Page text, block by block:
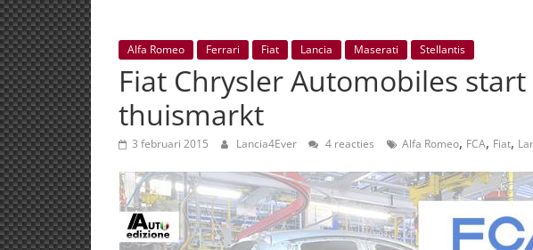
|
Italiaans
autonieuws
&
lifestyle
Alfa Romeo Ferrari Fiat Lancia Maserati Stellantis
Fiat Chrysler Automobiles
thuismarkt
3 februari 2015 Lancia4Ever 4 reacties Alfa Romeo, FCA, Fiat,